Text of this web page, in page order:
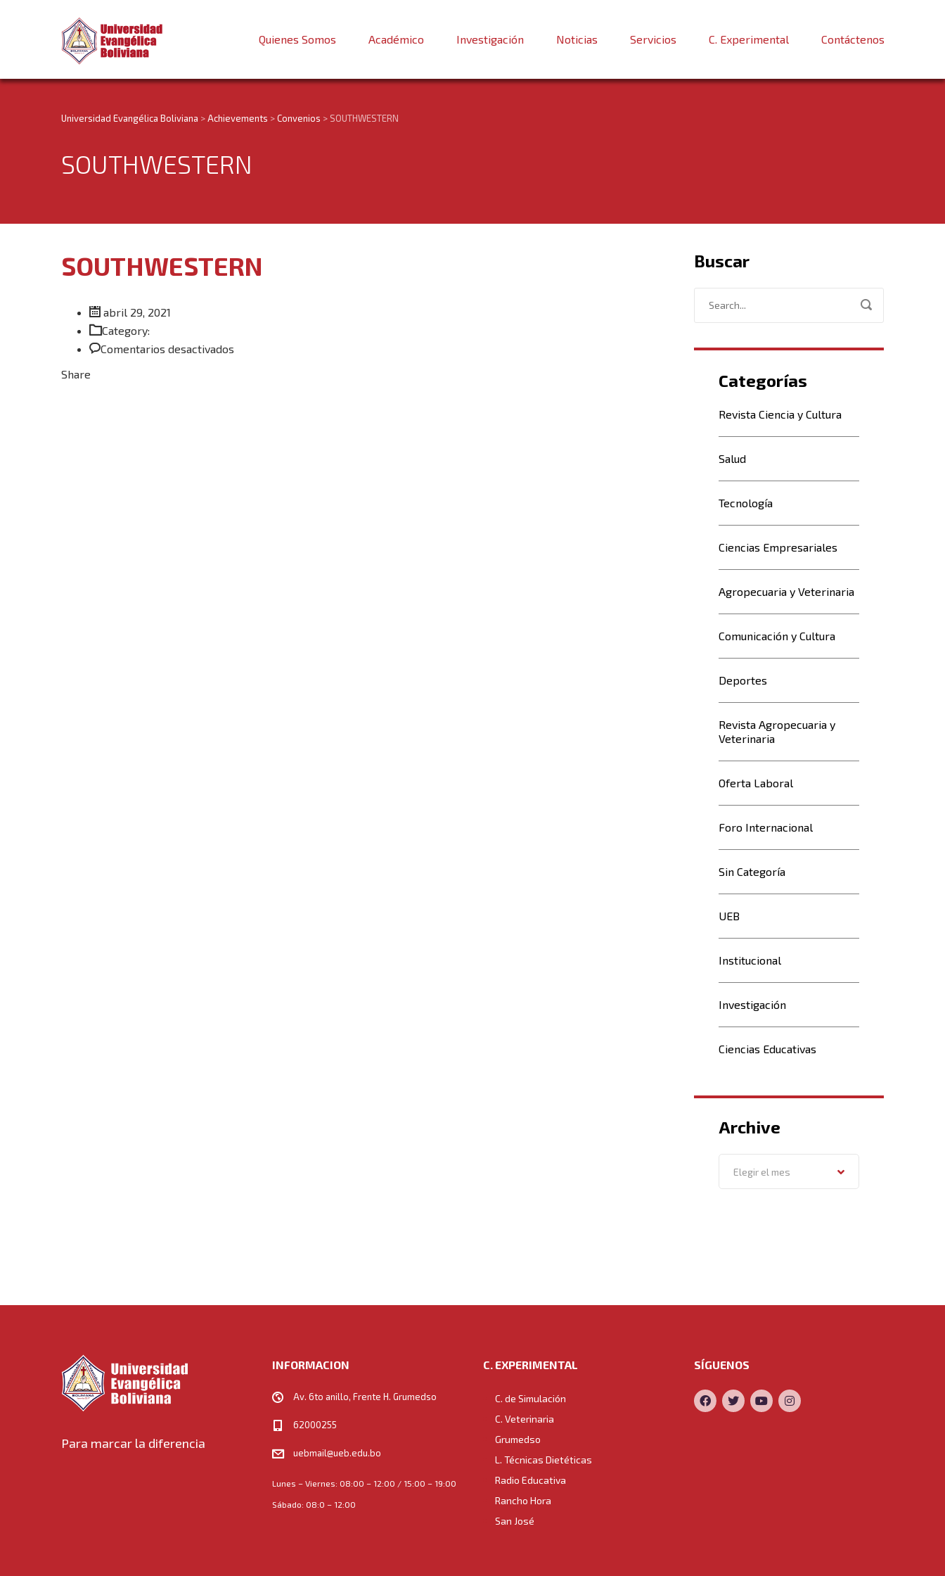
Quienes Somos Académico Investigación Noticias Servicios C. Experimental Contáctenos
Universidad Evangélica Boliviana >Achievements >Convenios > SOUTHWESTERN
SOUTHWESTERN
SOUTHWESTERN
abril 29, 2021
Category:
Comentarios desactivados
Share
Buscar
Categorías
Revista Ciencia y Cultura
Salud
Tecnología
Ciencias Empresariales
Agropecuaria y Veterinaria
Comunicación y Cultura
Deportes
Revista Agropecuaria y
Veterinaria
Oferta Laboral
Foro Internacional
Sin Categoría
UEB
Institucional
Investigación
Ciencias Educativas
Archive
Elegir el mes
Para marcar la diferencia
INFORMACION
Av. 6to anillo, Frente H. Grumedso
62000255
uebmail@ueb.edu.bo
Lunes – Viernes: 08:00 – 12:00 / 15:00 – 19:00
Sábado: 08:0 – 12:00
C. EXPERIMENTAL
C. de Simulación
C. Veterinaria
Grumedso
L. Técnicas Dietéticas
Radio Educativa
Rancho Hora
San José
SÍGUENOS